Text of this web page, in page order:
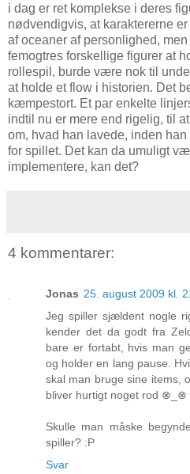
i dag er ret komplekse i deres
nødvendigvis, at karaktererne
af oceaner af personlighed,
femogtres forskellige figurer at
rollespil, burde være nok til
at holde et flow i historien. Det
kæmpestort. Et par enkelte
indtil nu er mere end rigelig, til
om, hvad han lavede, inden
for spillet. Det kan da umuligt
implementere, kan det?
4 kommentarer:
Jonas 25. august 2009 kl.
Jeg spiller sjældent nogle
kender det da godt fra
bare er fortabt, hvis man
og holder en lang pause.
skal man bruge sine items,
bliver hurtigt noget rod ⊗_⊗
Skulle man måske
spiller? :P
Svar